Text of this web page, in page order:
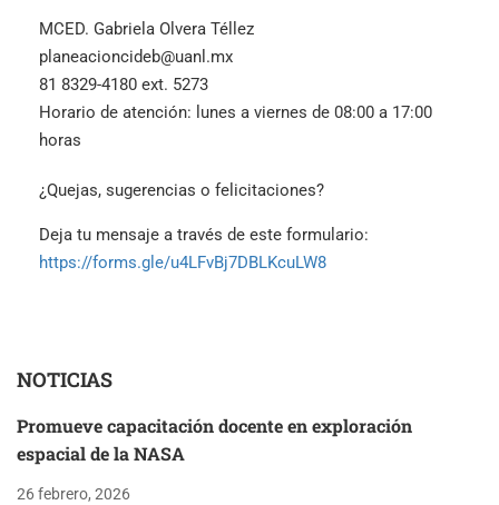
MCED. Gabriela Olvera Téllez
planeacioncideb@uanl.mx
81 8329-4180 ext. 5273
Horario de atención: lunes a viernes de 08:00 a 17:00
horas
¿Quejas, sugerencias o felicitaciones?
Deja tu mensaje a través de este formulario:
https://forms.gle/u4LFvBj7DBLKcuLW8
NOTICIAS
Promueve capacitación docente en exploración
espacial de la NASA
26 febrero, 2026